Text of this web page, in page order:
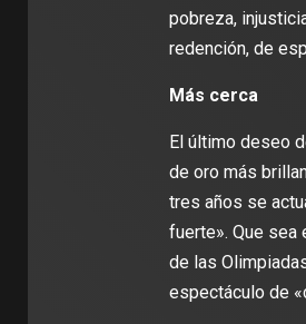
pobreza,
redención, de
Más cerca
El último deseo
de oro más
tres años se
fuerte». Que sea
de las
espectáculo de